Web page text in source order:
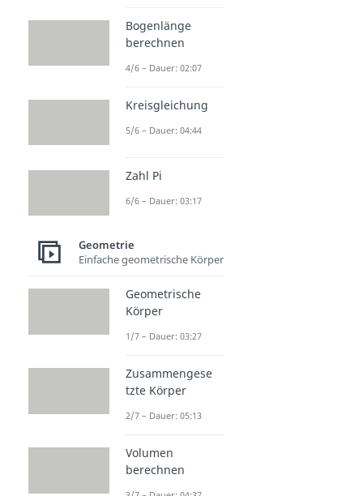
Bogenlänge
berechnen
4/6 – Dauer: 02:07
Kreisgleichung
5/6 – Dauer: 04:44
Zahl Pi
6/6 – Dauer: 03:17
Geometrie
Einfache geometrische Körper
Geometrische
Körper
1/7 – Dauer: 03:27
Zusammengese
tzte Körper
2/7 – Dauer: 05:13
Volumen
berechnen